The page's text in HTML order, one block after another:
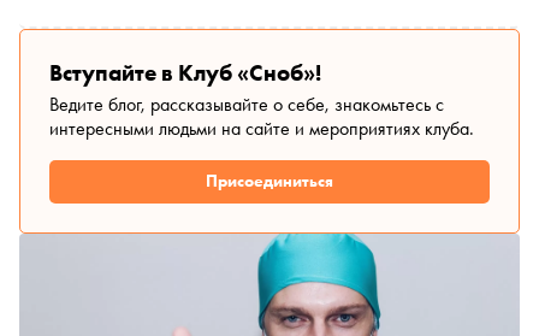
Вступайте в Клуб «Сноб»!
Ведите блог, рассказывайте о себе, знакомьтесь с
интересными людьми на сайте и мероприятиях клуба.
Присоединиться